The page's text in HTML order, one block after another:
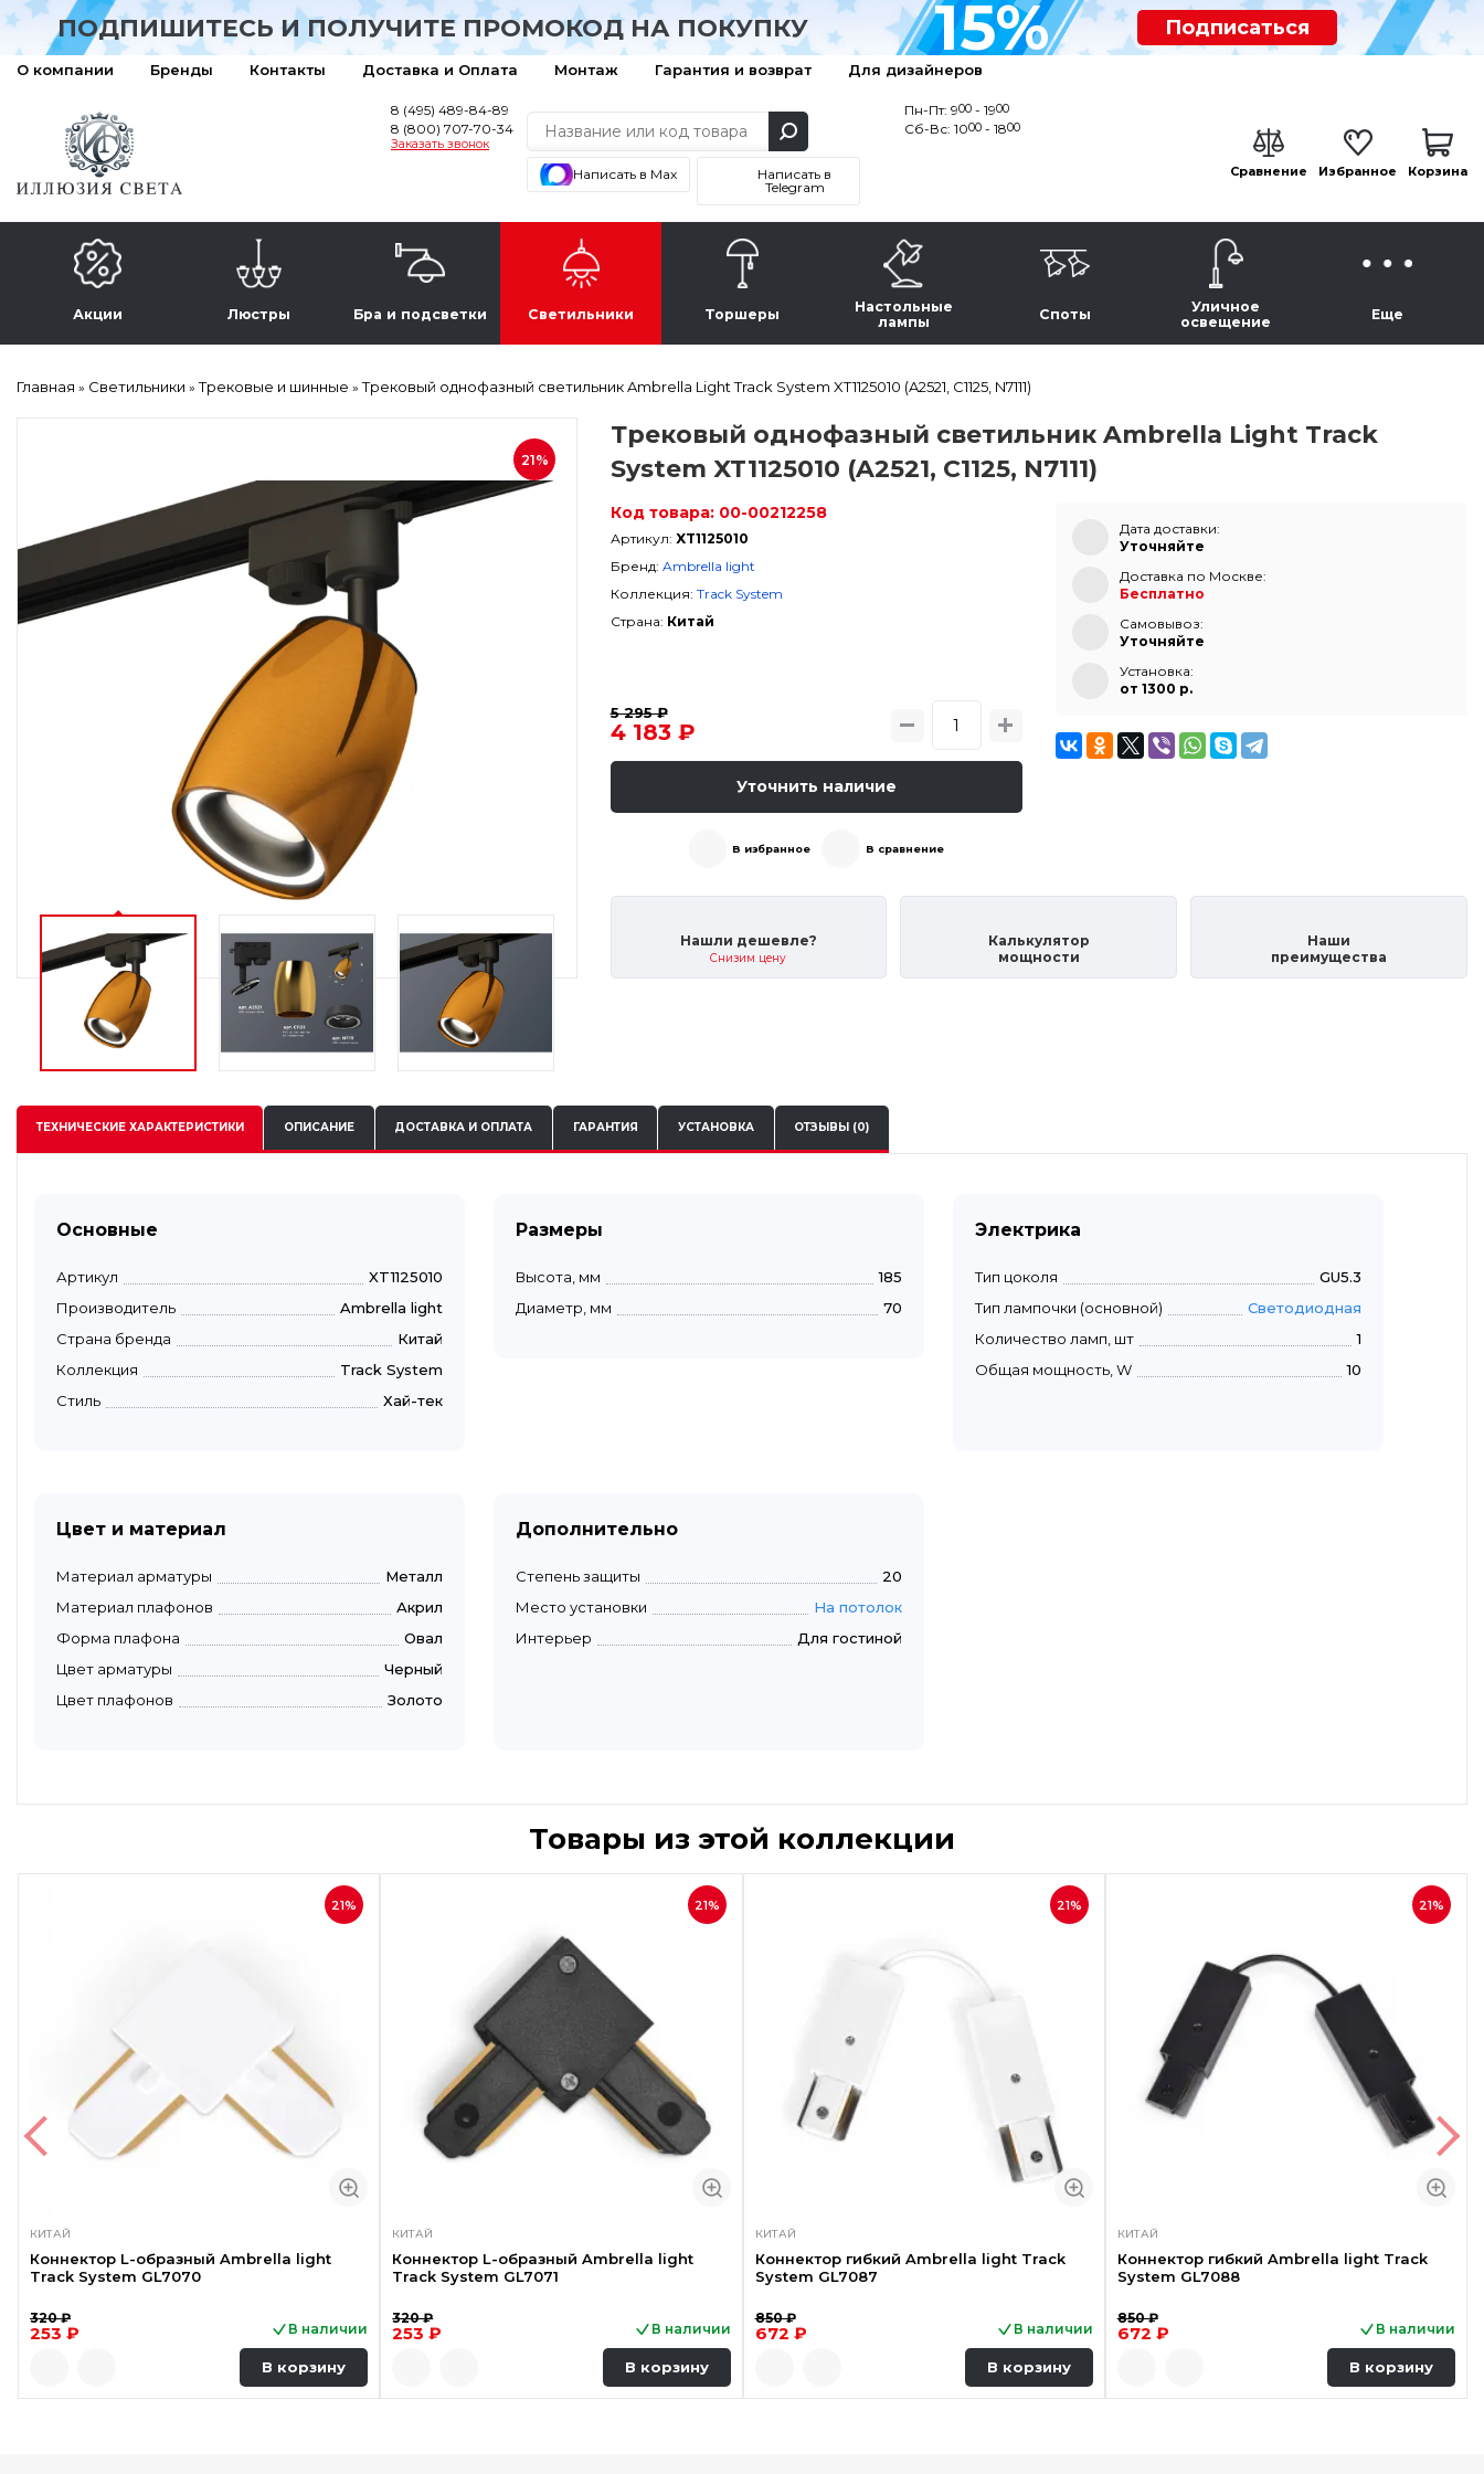
ПОДПИШИТЕСЬ И ПОЛУЧИТЕ ПРОМОКОД НА ПОКУПКУ 15% Подписаться
О компании Бренды Контакты Доставка и Оплата Монтаж Гарантия и возврат Для дизайнеров
8 (495) 489-84-89
8 (800) 707-70-34
Заказать звонок
Написать в Max
Написать в
Telegram
Пн-Пт: 900 - 1900
Сб-Вс: 1000 - 1800
Сравнение Избранное Корзина
Акции Люстры Бра и подсветки Светильники Торшеры
Настольные
лампы
Споты
Уличное
освещение
Еще
Главная » Светильники »Трековые и шинные »Трековый однофазный светильник Ambrella Light Track System XT1125010 (A2521, C1125, N7111)
21%
Трековый однофазный светильник Ambrella Light Track
System XT1125010 (A2521, C1125, N7111)
Код товара: 00-00212258
Артикул: XT1125010
Бренд: Ambrella light
Коллекция: Track System
Страна: Китай
5 295 ₽
4 183 ₽
Уточнить наличие
В избранное В сравнение
Дата доставки:
Уточняйте
Доставка по Москве:
Бесплатно
Самовывоз:
Уточняйте
Установка:
от 1300 p.
Нашли дешевле?
Снизим цену
Калькулятор
мощности
Наши
преимущества
ТЕХНИЧЕСКИЕХАРАКТЕРИСТИКИ ОПИСАНИЕ ДОСТАВКА И ОПЛАТА ГАРАНТИЯ УСТАНОВКА ОТЗЫВЫ (0)
Основные
Артикул
XT1125010
Производитель
Ambrella light
Страна бренда
Китай
Коллекция
Track System
Стиль
Хай-тек
Размеры
Высота, мм
185
Диаметр, мм
70
Электрика
Тип цоколя
GU5.3
Тип лампочки (основной)
Светодиодная
Количество ламп, шт
1
Общая мощность, W
10
Цвет и материал
Материал арматуры
Металл
Материал плафонов
Акрил
Форма плафона
Овал
Цвет арматуры
Черный
Цвет плафонов
Золото
Дополнительно
Степень защиты
20
Место установки
На потолок
Интерьер
Для гостиной
Товары из этой коллекции
21%
КИТАЙ
Коннектор L-образный Ambrella light
Track System GL7070
320 ₽
253 ₽ В наличии
В корзину
21%
КИТАЙ
Коннектор L-образный Ambrella light
Track System GL7071
320 ₽
253 ₽ В наличии
В корзину
21%
КИТАЙ
Коннектор гибкий Ambrella light Track
System GL7087
850 ₽
672 ₽ В наличии
В корзину
21%
КИТАЙ
Коннектор гибкий Ambrella light Track
System GL7088
850 ₽
672 ₽ В наличии
В корзину
Быстрый просмотр Быстрый просмотр